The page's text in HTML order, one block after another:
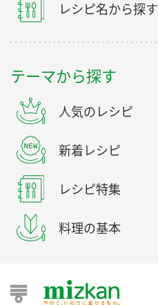
レシピ名から探す
テーマから探す
人気のレシピ
新着レシピ
レシピ特集
料理の基本